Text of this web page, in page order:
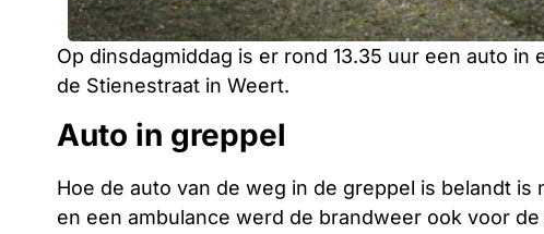
Op dinsdagmiddag is er rond 13.35 uur een auto
de Stienestraat in Weert.
Auto in greppel
Hoe de auto van de weg in de greppel is belandt is
en een ambulance werd de brandweer ook voor